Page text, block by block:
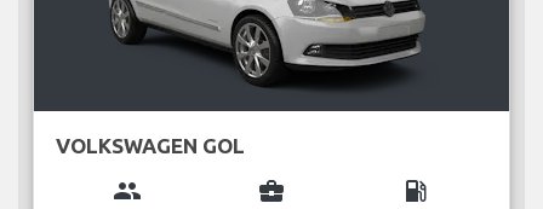
VOLKSWAGEN GOL
group business_center local_gas_station